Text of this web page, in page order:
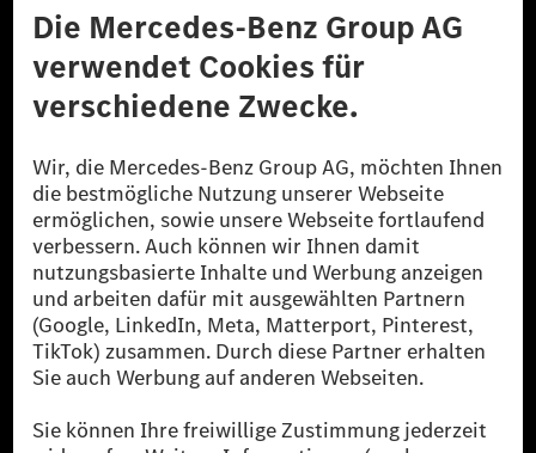
© 2026 Mercedes-Benz Group AG. Alle Rechte vorbehalten.
reduzierte CO₂-Emissionen bei der Mercedes-Benz Group durch
zertifizierte Ausgleichsprojekte kompensiert werden.
[2] Renewable Charging ist ein integraler Bestandteil von MB.CHARGE
Public in Europa, den USA, Kanada und China. Sofern an der jeweiligen
Ladestation noch kein Strom aus erneuerbaren Energien vorliegt,
verwendet Renewable Charging Grünstromzertifikate*. Diese stellen
sicher, dass für Ladevorgänge über MB.CHARGE Public eine äquivalente
Strommenge aus erneuerbaren Energien ins Stromnetz eingespeist wird.
Sie stammen ausschließlich aus Wind- und Solarkraftanlagen, die jünger
als sechs Jahre sind.
* Inkl. EKOenergy Ökolabel
* Die angegebenen Werte wurden nach dem vorgeschriebenen
Messverfahren WLTP (Worldwide harmonised Light vehicles Test